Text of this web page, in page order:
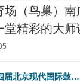
（鸟巢）
堂精彩的大师
届北京现代国际鼓…